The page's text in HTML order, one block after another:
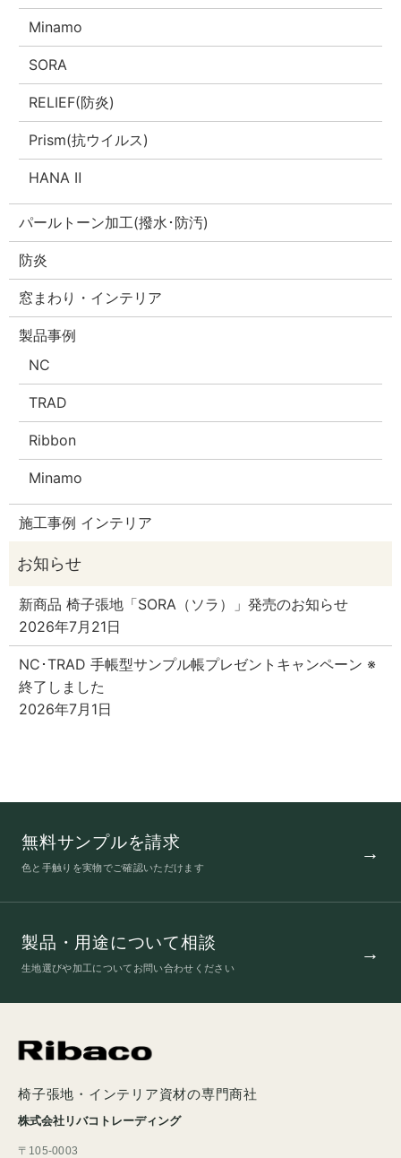
Minamo
SORA
RELIEF(防炎)
Prism(抗ウイルス)
HANA Ⅱ
パールトーン加工(撥水･防汚)
防炎
窓まわり・インテリア
製品事例
NC
TRAD
Ribbon
Minamo
施工事例 インテリア
新商品 椅子張地「SORA（ソラ）」発売のお知らせ
2026年7月21日
NC･TRAD 手帳型サンプル帳プレゼントキャンペーン ※
終了しました
2026年7月1日
無料サンプルを請求
色と手触りを実物でご確認いただけます
製品・用途について相談
生地選びや加工についてお問い合わせください
椅子張地・インテリア資材の専門商社
株式会社リバコトレーディング
〒105-0003